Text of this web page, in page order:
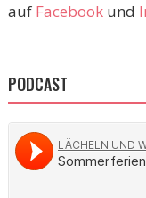
auf Facebook und
PODCAST